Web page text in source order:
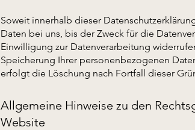
Soweit innerhalb dieser
Daten bei uns, bis der Zweck für die
Einwilligung zur Datenverarbeitung
Speicherung Ihrer personenbezogenen
erfolgt die Löschung nach Fortfall dieser
Allgemeine Hinweise zu den
Website